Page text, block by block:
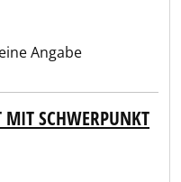
Angabe
SCHWERPUNKT